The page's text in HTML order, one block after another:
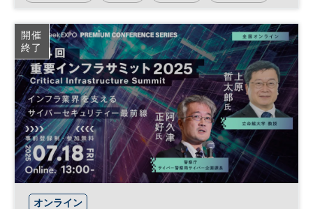
インバウンド 人手不足 流通 リテールテック
フランチャイズ 街づくり
開催
終了
オンライン